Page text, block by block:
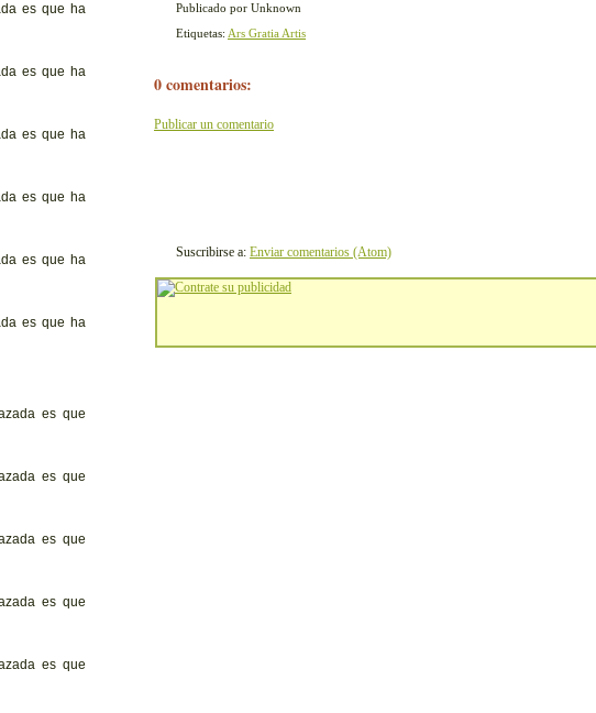
Publicado por Unknown
Etiquetas: Ars Gratia Artis
0 comentarios:
Publicar un comentario
Suscribirse a: Enviar comentarios (Atom)